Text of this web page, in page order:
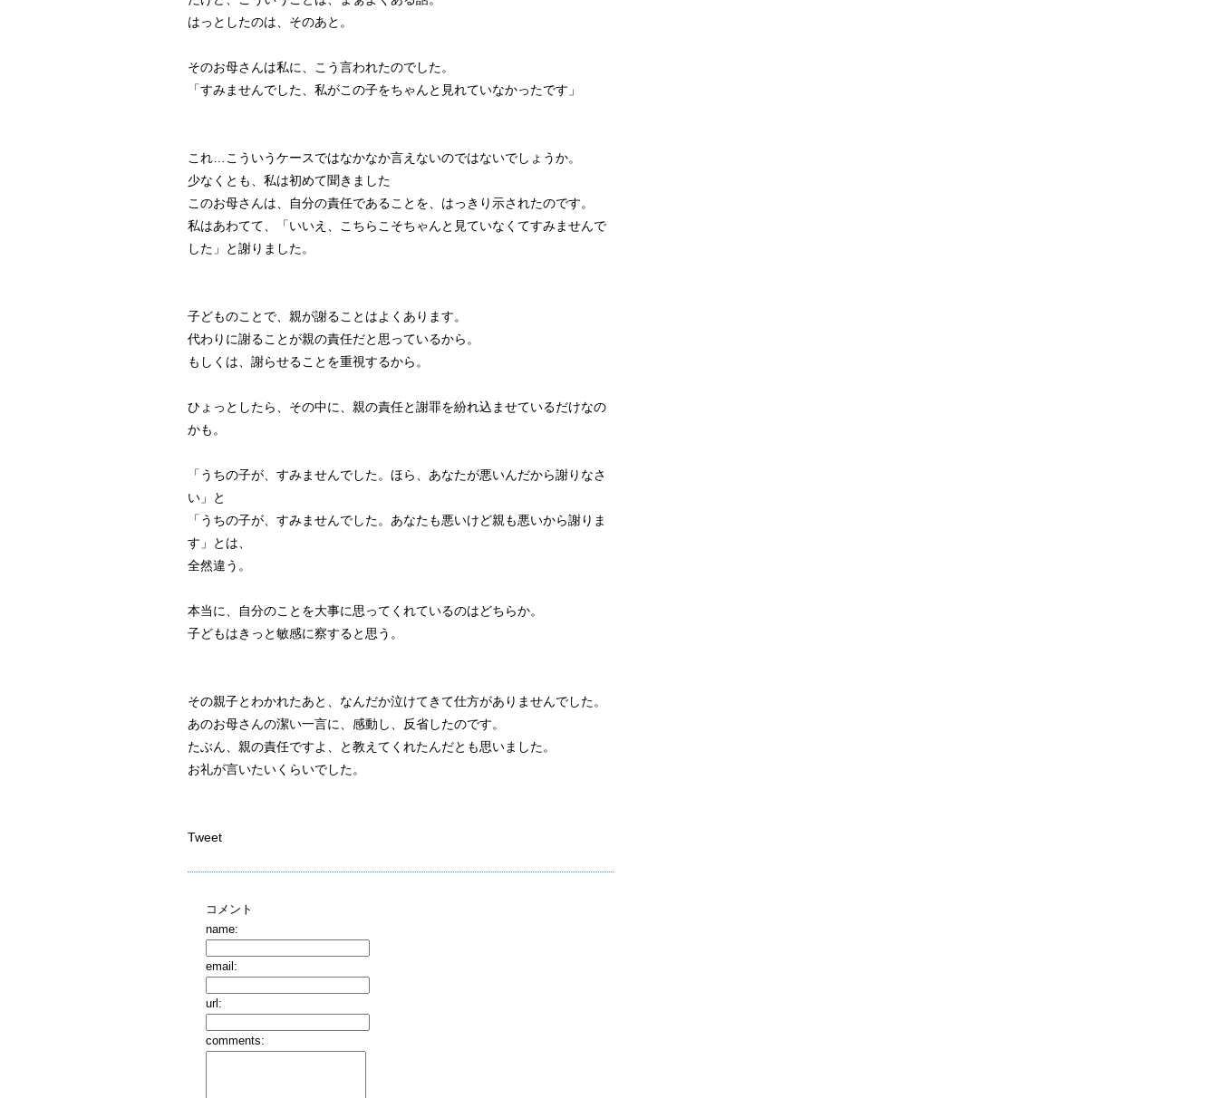
はっとしたのは、そのあと。
そのお母さんは私に、こう言われたのでした。
「すみませんでした、私がこの子をちゃんと見れていなかったです」
これ…こういうケースではなかなか言えないのではないでしょうか。
少なくとも、私は初めて聞きました
このお母さんは、自分の責任であることを、はっきり示されたのです。
私はあわてて、「いいえ、こちらこそちゃんと見ていなくてすみませんで
した」と謝りました。
子どものことで、親が謝ることはよくあります。
代わりに謝ることが親の責任だと思っているから。
もしくは、謝らせることを重視するから。
ひょっとしたら、その中に、親の責任と謝罪を紛れ込ませているだけなの
かも。
「うちの子が、すみませんでした。ほら、あなたが悪いんだから謝りなさ
い」と
「うちの子が、すみませんでした。あなたも悪いけど親も悪いから謝りま
す」とは、
全然違う。
本当に、自分のことを大事に思ってくれているのはどちらか。
子どもはきっと敏感に察すると思う。
その親子とわかれたあと、なんだか泣けてきて仕方がありませんでした。
あのお母さんの潔い一言に、感動し、反省したのです。
たぶん、親の責任ですよ、と教えてくれたんだとも思いました。
お礼が言いたいくらいでした。
Tweet
コメント
name:
email:
url:
comments: